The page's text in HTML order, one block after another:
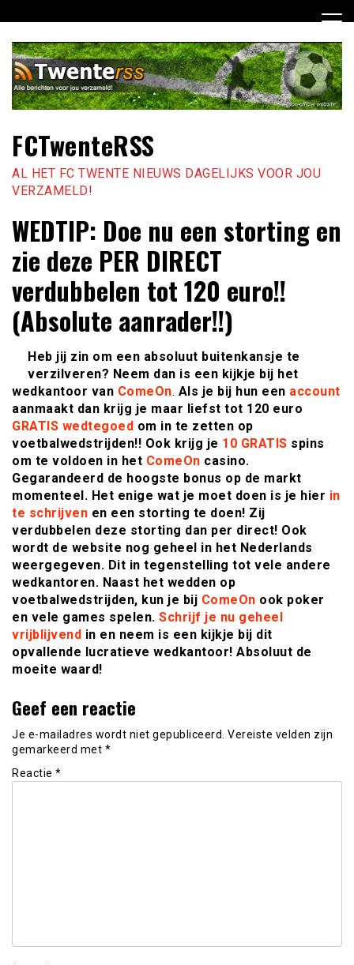
naar
inhoud
FCTwenteRSS
AL HET FC TWENTE NIEUWS DAGELIJKS VOOR JOU
VERZAMELD!
WEDTIP: Doe nu een storting en
zie deze PER DIRECT
verdubbelen tot 120 euro!!
(Absolute aanrader!!)
Heb jij zin om een absoluut buitenkansje te
verzilveren? Neem dan is een kijkje bij het
wedkantoor van ComeOn. Als je bij hun een account
aanmaakt dan krijg je maar liefst tot 120 euro
GRATIS wedtegoed om in te zetten op
voetbalwedstrijden!! Ook krijg je 10 GRATIS spins
om te voldoen in het ComeOn casino.
Gegarandeerd de hoogste bonus op de markt
momenteel. Het enige wat je moet doen is je hier in
te schrijven en een storting te doen! Zij
verdubbelen deze storting dan per direct! Ook
wordt de website nog geheel in het Nederlands
weergegeven. Dit in tegenstelling tot vele andere
wedkantoren. Naast het wedden op
voetbalwedstrijden, kun je bij ComeOn ook poker
en vele games spelen. Schrijf je nu geheel
vrijblijvend in en neem is een kijkje bij dit
opvallende lucratieve wedkantoor! Absoluut de
moeite waard!
Geef een reactie
Je e-mailadres wordt niet gepubliceerd. Vereiste velden zijn
gemarkeerd met *
Reactie *